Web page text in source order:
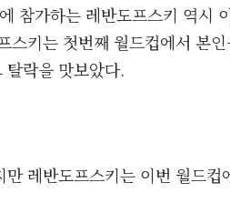
참가하는 레반도프스키 역시
스키는 첫번째 월드컵에서 본
락을 맛보았다.
레반도프스키는 이번 월드